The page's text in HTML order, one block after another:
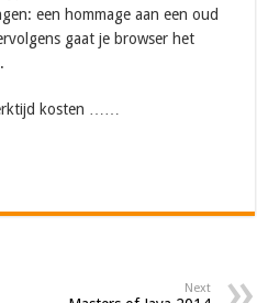
een hommage aan een oud
gaat je browser het
kosten ……
Next